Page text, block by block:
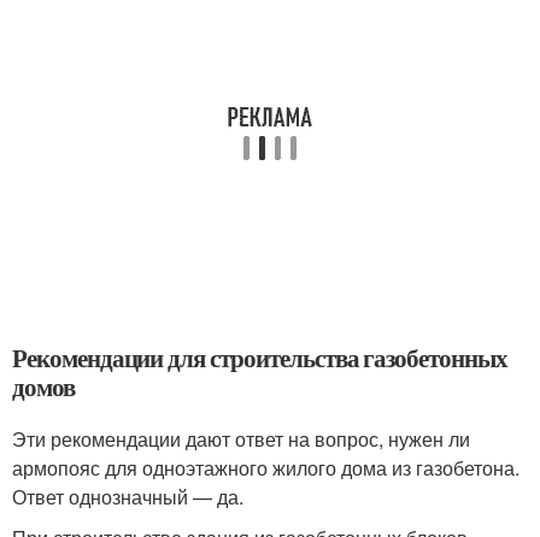
Рекомендации для строительства газобетонных
домов
Эти рекомендации дают ответ на вопрос, нужен ли
армопояс для одноэтажного жилого дома из газобетона.
Ответ однозначный — да.